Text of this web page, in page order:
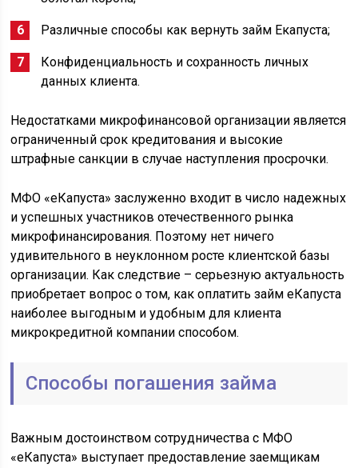
Различные способы как вернуть займ Екапуста;
Конфиденциальность и сохранность личных
данных клиента.
Недостатками микрофинансовой организации является
ограниченный срок кредитования и высокие
штрафные санкции в случае наступления просрочки.
МФО «еКапуста» заслуженно входит в число надежных
и успешных участников отечественного рынка
микрофинансирования. Поэтому нет ничего
удивительного в неуклонном росте клиентской базы
организации. Как следствие – серьезную актуальность
приобретает вопрос о том, как оплатить займ еКапуста
наиболее выгодным и удобным для клиента
микрокредитной компании способом.
Способы погашения займа
Важным достоинством сотрудничества с МФО
«еКапуста» выступает предоставление заемщикам